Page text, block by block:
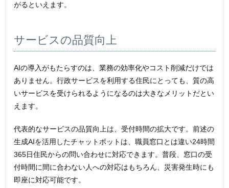
がるといえます。
サービスの品質向上
AIの導入がもたらすのは、業務の効率化やコスト削減だけでは
ありません。行政サービスを利用する住民にとっても、質の高
いサービスを受けられるようになるのは大きなメリットだとい
えます。
代表的なサービスの品質向上は、受付時間の拡大です。前述の
生成AIを活用したチャットボットは、職員窓口とは違い24時間
365日住民からの問い合わせに対応できます。普段、窓口の受
付時間に間に合わない人への対応はもちろん、災害発生時にも
即座に対応可能です。